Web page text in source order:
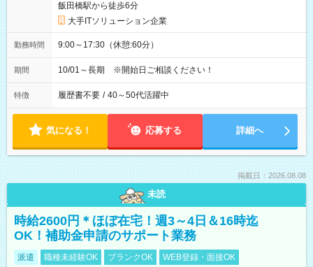
飯田橋駅から徒歩6分
大手ITソリューション企業
勤務時間 9:00～17:30（休憩:60分）
期間 10/01～長期 ※開始日ご相談ください！
特徴 履歴書不要 / 40～50代活躍中
気になる！ 応募する 詳細へ
掲載日：2026.08.08
未読
時給2600円＊ほぼ在宅！週3～4日＆16時迄
OK！補助金申請のサポート業務
派遣 職種未経験OK ブランクOK WEB登録・面接OK